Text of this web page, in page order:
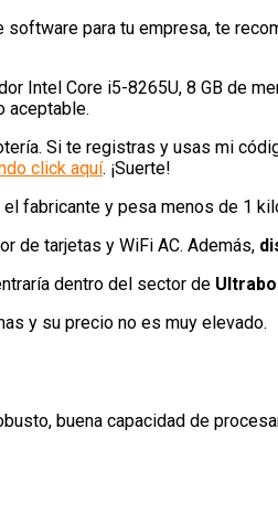
para tu empresa, te
Intel Core i5-8265U, 8 GB de
aceptable.
Si te registras y usas mi
click aquí. ¡Suerte!
el fabricante y pesa menos de 1
de tarjetas y WiFi AC. Además,
dentro del sector de
y su precio no es muy elevado.
buena capacidad de